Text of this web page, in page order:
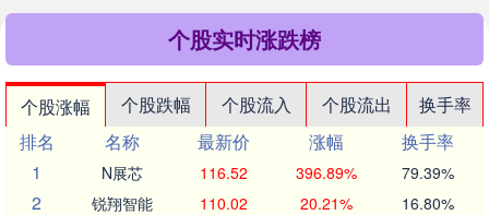
个股实时涨跌榜
个股涨幅 个股跌幅 个股流入 个股流出
换手率
排名
名称 最新价 涨幅
换手率
1
N展芯 116.52 396.89% 79.39%
2 锐翔智能 110.02 20.21% 16.80%